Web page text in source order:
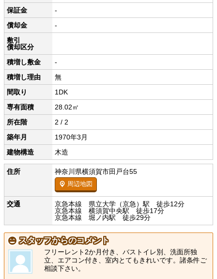
保証金
-
償却金
-
敷引
償却区分
積増し敷金
-
積増し理由
無
間取り
1DK
専有面積
28.02㎡
所在階
2 / 2
築年月
1970年3月
建物構造
木造
住所 神奈川県横須賀市田戸台55
周辺地図
交通
京急本線 県立大学（京急）駅 徒歩12分
京急本線 横須賀中央駅 徒歩17分
京急本線 堀ノ内駅 徒歩29分
スタッフからのコメント
フリーレント2か月付き、バストイレ別、洗面所独
立、エアコン付き、室内とてもきれいです。諸条件ご
相談下さい。